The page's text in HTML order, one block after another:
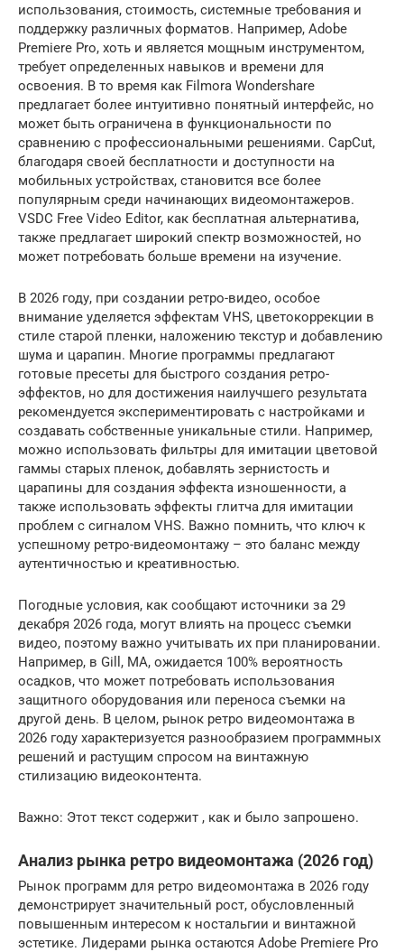
использования, стоимость, системные требования и
поддержку различных форматов. Например, Adobe
Premiere Pro, хоть и является мощным инструментом,
требует определенных навыков и времени для
освоения. В то время как Filmora Wondershare
предлагает более интуитивно понятный интерфейс, но
может быть ограничена в функциональности по
сравнению с профессиональными решениями. CapCut,
благодаря своей бесплатности и доступности на
мобильных устройствах, становится все более
популярным среди начинающих видеомонтажеров.
VSDC Free Video Editor, как бесплатная альтернатива,
также предлагает широкий спектр возможностей, но
может потребовать больше времени на изучение.
В 2026 году, при создании ретро-видео, особое
внимание уделяется эффектам VHS, цветокоррекции в
стиле старой пленки, наложению текстур и добавлению
шума и царапин. Многие программы предлагают
готовые пресеты для быстрого создания ретро-
эффектов, но для достижения наилучшего результата
рекомендуется экспериментировать с настройками и
создавать собственные уникальные стили. Например,
можно использовать фильтры для имитации цветовой
гаммы старых пленок, добавлять зернистость и
царапины для создания эффекта изношенности, а
также использовать эффекты глитча для имитации
проблем с сигналом VHS. Важно помнить, что ключ к
успешному ретро-видеомонтажу – это баланс между
аутентичностью и креативностью.
Погодные условия, как сообщают источники за 29
декабря 2026 года, могут влиять на процесс съемки
видео, поэтому важно учитывать их при планировании.
Например, в Gill, MA, ожидается 100% вероятность
осадков, что может потребовать использования
защитного оборудования или переноса съемки на
другой день. В целом, рынок ретро видеомонтажа в
2026 году характеризуется разнообразием программных
решений и растущим спросом на винтажную
стилизацию видеоконтента.
Важно: Этот текст содержит , как и было запрошено.
Анализ рынка ретро видеомонтажа (2026 год)
Рынок программ для ретро видеомонтажа в 2026 году
демонстрирует значительный рост, обусловленный
повышенным интересом к ностальгии и винтажной
эстетике. Лидерами рынка остаются Adobe Premiere Pro